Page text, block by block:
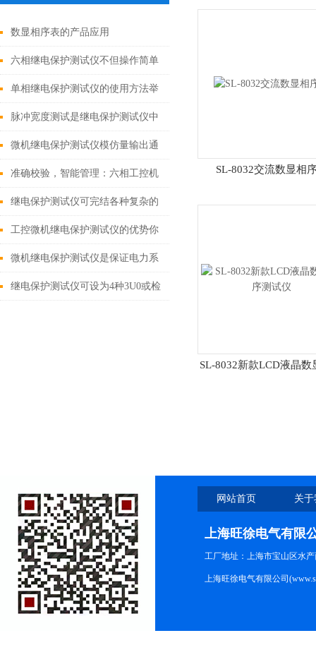
数显相序表的产品应用
六相继电保护测试仪不但操作简单
还具备系统恢复功能
单相继电保护测试仪的使用方法举
例说明
脉冲宽度测试是继电保护测试仪中
的一种传统测试方法
微机继电保护测试仪模仿量输出通
道不够怎么办?
准确校验，智能管理：六相工控机
微机综保校验仪的创新应用
继电保护测试仪可完结各种复杂的
校验作业
工控微机继电保护测试仪的优势你
了解多少
微机继电保护测试仪是保证电力系
统安全可靠运行的一种重要测试工
继电保护测试仪可设为4种3U0或检
SL-8032交流数显相
SL-8032新款LCD液晶数
网站首页 关
上海旺徐电气有限
工厂地址：上海市宝山区水产
上海旺徐电气有限公司